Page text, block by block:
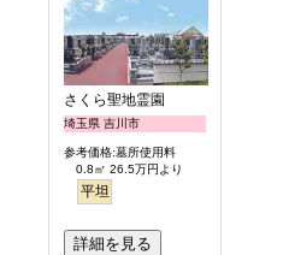
さくら聖地霊園
埼玉県 吉川市
参考価格:墓所使用料
0.8㎡ 26.5万円より
平坦
詳細を見る